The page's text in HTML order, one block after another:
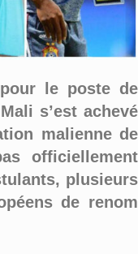
le poste de
s’est achevé
malienne de
officiellement
plusieurs
de renom